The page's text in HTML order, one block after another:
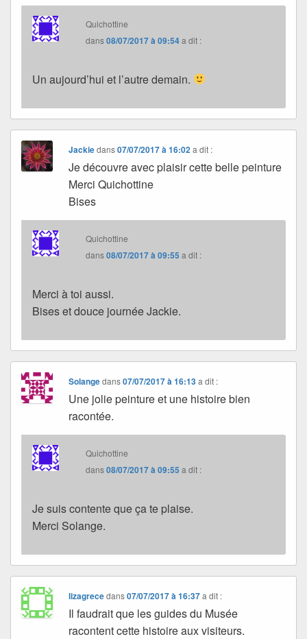
Quichottine
dans08/07/2017 à 09:54a dit :
Un aujourd’hui et l’autre demain.
Jackiedans07/07/2017 à 16:02 a dit :
Je découvre avec plaisir cette belle peinture
Merci Quichottine
Bises
Quichottine
dans08/07/2017 à 09:55 a dit :
Merci à toi aussi.
Bises et douce journée Jackie.
Solangedans07/07/2017 à 16:13 a dit :
Une jolie peinture et une histoire bien
racontée.
Quichottine
dans08/07/2017 à 09:55 a dit :
Je suis contente que ça te plaise.
Merci Solange.
lizagrecedans07/07/2017 à 16:37 a dit :
Il faudrait que les guides du Musée
racontent cette histoire aux visiteurs.